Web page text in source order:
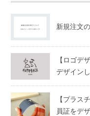
新規注文
【ロゴデ
デザイン
【プラス
員証をデ